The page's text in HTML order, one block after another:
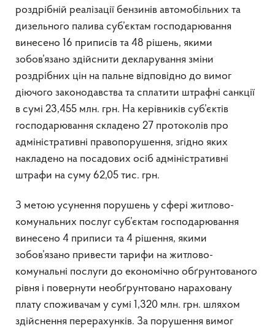
роздрібній реалізації бензинів автомобільних та
дизельного палива суб’єктам господарювання
винесено 16 приписів та 48 рішень, якими
зобов’язано здійснити декларування зміни
роздрібних цін на пальне відповідно до вимог
діючого законодавства та сплатити штрафні санкції
в сумі 23,455 млн. грн. На керівників суб’єктів
господарювання складено 27 протоколів про
адміністративні правопорушення, згідно яких
накладено на посадових осіб адміністративні
штрафи на суму 62,05 тис. грн.
З метою усунення порушень у сфері житлово-
комунальних послуг суб’єктам господарювання
винесено 4 приписи та 4 рішення, якими
зобов’язано привести тарифи на житлово-
комунальні послуги до економічно обґрунтованого
рівня і повернути необґрунтовано нараховану
плату споживачам у сумі 1,320 млн. грн. шляхом
здійснення перерахунків. За порушення вимог